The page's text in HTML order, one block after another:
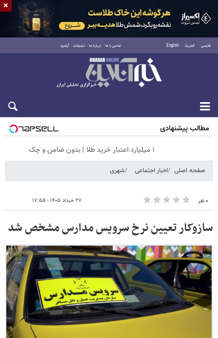
فارسی العربية English تماس با ما درباره ما تبلیغات آرشیو
پنجشنبه ۱۵ مرداد ۱۴۰۵
مطالب پیشنهادی
۱ میلیارد اعتبار خرید طلا | بدون ضامن و چک
صفحه اصلی اخبار اجتماعی شهری
۰ نفر ۲۷ خرداد ۱۴۰۵ - ۱۷:۵۵
سازوکار تعیین نرخ سرویس مدارس مشخص شد
×